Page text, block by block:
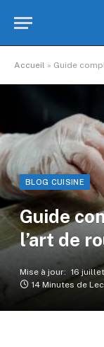
Accueil » Guide
BLOG CUISINE
Guide
l’art de
Mise à jour: 16
14 Minutes de